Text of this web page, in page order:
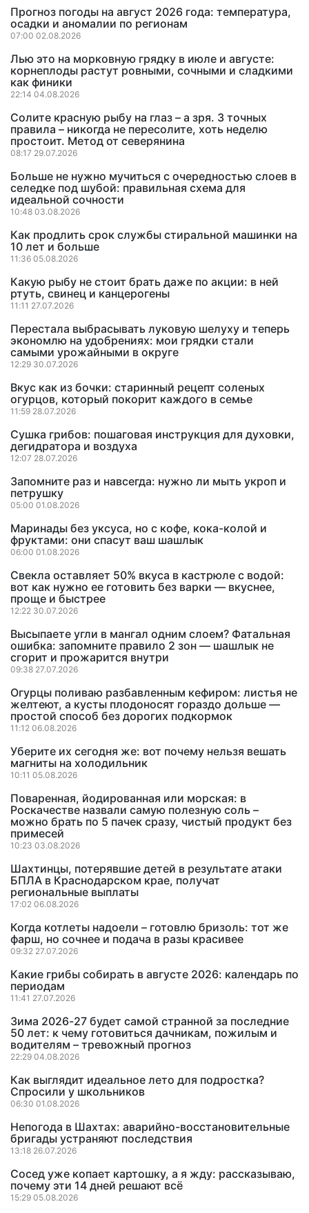
Прогноз погоды на август 2026 года: температура,
осадки и аномалии по регионам
07:00 02.08.2026
Лью это на морковную грядку в июле и августе:
корнеплоды растут ровными, сочными и сладкими
как финики
22:14 04.08.2026
Солите красную рыбу на глаз – а зря. 3 точных
правила – никогда не пересолите, хоть неделю
простоит. Метод от северянина
08:17 29.07.2026
Больше не нужно мучиться с очередностью слоев в
селедке под шубой: правильная схема для
идеальной сочности
10:48 03.08.2026
Как продлить срок службы стиральной машинки на
10 лет и больше
11:36 05.08.2026
Какую рыбу не стоит брать даже по акции: в ней
ртуть, свинец и канцерогены
11:11 27.07.2026
Перестала выбрасывать луковую шелуху и теперь
экономлю на удобрениях: мои грядки стали
самыми урожайными в округе
12:29 30.07.2026
Вкус как из бочки: старинный рецепт соленых
огурцов, который покорит каждого в семье
11:59 28.07.2026
Сушка грибов: пошаговая инструкция для духовки,
дегидратора и воздуха
12:07 28.07.2026
Запомните раз и навсегда: нужно ли мыть укроп и
петрушку
05:00 01.08.2026
Маринады без уксуса, но с кофе, кока-колой и
фруктами: они спасут ваш шашлык
06:00 01.08.2026
Свекла оставляет 50% вкуса в кастрюле с водой:
вот как нужно ее готовить без варки — вкуснее,
проще и быстрее
12:22 30.07.2026
Высыпаете угли в мангал одним слоем? Фатальная
ошибка: запомните правило 2 зон — шашлык не
сгорит и прожарится внутри
09:38 27.07.2026
Огурцы поливаю разбавленным кефиром: листья не
желтеют, а кусты плодоносят гораздо дольше —
простой способ без дорогих подкормок
11:12 06.08.2026
Уберите их сегодня же: вот почему нельзя вешать
магниты на холодильник
10:11 05.08.2026
Поваренная, йодированная или морская: в
Роскачестве назвали самую полезную соль –
можно брать по 5 пачек сразу, чистый продукт без
примесей
10:23 03.08.2026
Шахтинцы, потерявшие детей в результате атаки
БПЛА в Краснодарском крае, получат
региональные выплаты
17:02 06.08.2026
Когда котлеты надоели – готовлю бризоль: тот же
фарш, но сочнее и подача в разы красивее
09:32 27.07.2026
Какие грибы собирать в августе 2026: календарь по
периодам
11:41 27.07.2026
Зима 2026-27 будет самой странной за последние
50 лет: к чему готовиться дачникам, пожилым и
водителям – тревожный прогноз
22:29 04.08.2026
Как выглядит идеальное лето для подростка?
Спросили у школьников
06:30 01.08.2026
Непогода в Шахтах: аварийно-восстановительные
бригады устраняют последствия
13:18 26.07.2026
Сосед уже копает картошку, а я жду: рассказываю,
почему эти 14 дней решают всё
15:29 05.08.2026